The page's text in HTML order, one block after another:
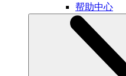
帮助中心